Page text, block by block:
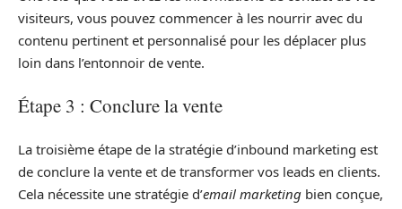
visiteurs, vous pouvez commencer à les nourrir avec du
contenu pertinent et personnalisé pour les déplacer plus
loin dans l’entonnoir de vente.
Étape 3 : Conclure la vente
La troisième étape de la stratégie d’inbound marketing est
de conclure la vente et de transformer vos leads en clients.
Cela nécessite une stratégie d’email marketing bien conçue,